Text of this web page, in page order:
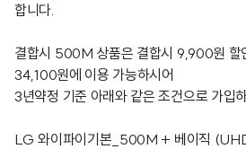
합니다.
결합시 500M 상품은 결합시 9,900원 할
34,100원에 이용 가능하시어
3년약정 기준 아래와 같은 조건으로 가입
LG 와이파이기본_500M + 베이직